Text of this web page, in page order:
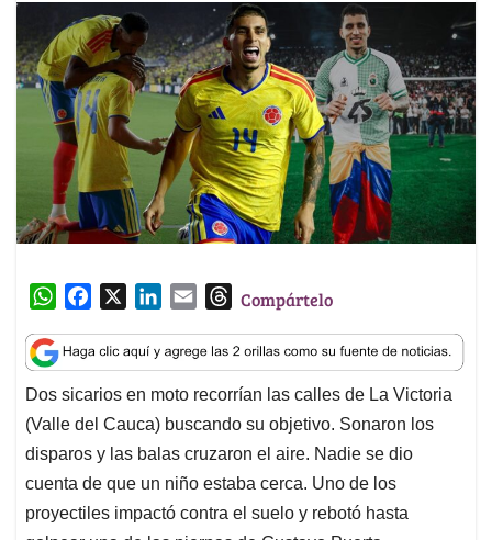
W
a
t
s
A
p
p
c
e
b
o
o
k
n
k
e
d
I
n
a
i
l
T
r
e
a
d
s
Compártelo
Dos sicarios en moto recorrían las calles de La Victoria
(Valle del Cauca) buscando su objetivo. Sonaron los
disparos y las balas cruzaron el aire. Nadie se dio
cuenta de que un niño estaba cerca. Uno de los
proyectiles impactó contra el suelo y rebotó hasta